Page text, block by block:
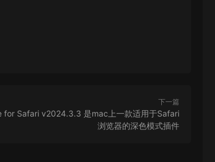
下一篇
for Safari v2024.3.3 是mac上一款适用于Safari
浏览器的深色模式插件